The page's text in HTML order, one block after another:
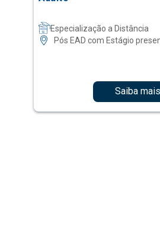
Especialização a Distância
Pós EAD com Estágio
Saiba mais